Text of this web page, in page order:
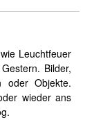
Leuchtfeuer
Bilder,
oder Objekte.
wieder ans